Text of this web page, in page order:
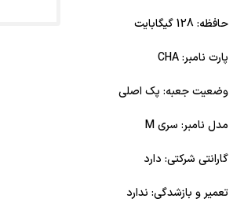
حافظه: 128 گیگابایت
پارت نامبر: CHA
وضعیت جعبه: پک اصلی
مدل نامبر: سری M
گارانتی شرکتی: دارد
تعمیر و بازشدگی: ندارد